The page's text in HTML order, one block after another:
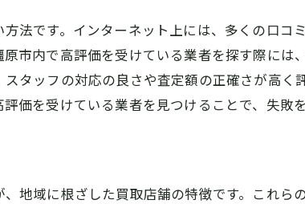
法です。インターネット上には、多くの口コ
市内で高評価を受けている業者を探す際には
タッフの対応の良さや査定額の正確さが高く
価を受けている業者を見つけることで、失敗
地域に根ざした買取店舗の特徴です。これら